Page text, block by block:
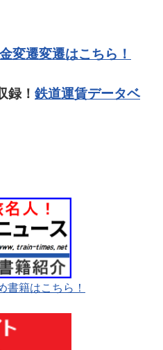
変遷変遷はこちら！
録！ 鉄道運賃データベ
書籍はこちら！